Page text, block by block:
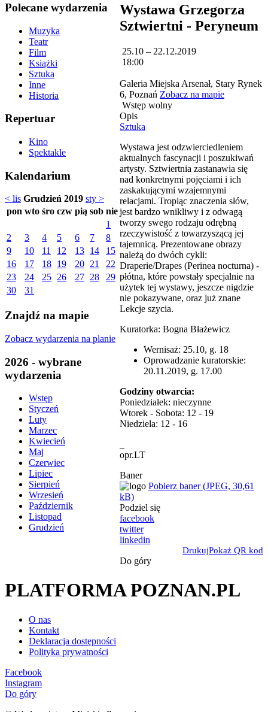
Polecane wydarzenia
Muzyka
Teatr
Film
Książki
Sztuka
Inne
Historia
Repertuar
Kino
Spektakle
Kalendarium
< lis Grudzień 2019 sty >
pon wto śro czw pią sob nie
1
2
3 4 5 6 7
8
9
10 11 12 13 14
15
16
17 18 19 20 21
22
23
24 25 26 27 28
29
30
31
Znajdź na mapie
Zobacz wydarzenia na planie
2026 - wybrane
wydarzenia
Wstęp
Styczeń
Luty
Marzec
Kwiecień
Maj
Czerwiec
Lipiec
Sierpień
Wrzesień
Październik
Listopad
Grudzień
Wystawa Grzegorza
Sztwiertni - Peryneum
25.10 – 22.12.2019
18:00
Galeria Miejska Arsenał, Stary Rynek
6, Poznań Zobacz na mapie
Wstęp wolny
Opis
Sztuka
Wystawa jest odzwierciedleniem
aktualnych fascynacji i poszukiwań
artysty. Sztwiertnia zastanawia się
nad konkretnymi pojęciami i ich
zaskakującymi wzajemnymi
relacjami. Tropiąc znaczenia słów,
jest bardzo wnikliwy i z odwagą
tworzy swego rodzaju odrębną
rzeczywistość z towarzyszącą jej
tajemnicą. Prezentowane obrazy
należą do dwóch cykli:
Draperie/Drapes (Perinea nocturna) -
płótna, które powstały specjalnie na
użytek tej wystawy, jeszcze nigdzie
nie pokazywane, oraz już znane
Lekcje szycia.
Kuratorka: Bogna Błażewicz
Wernisaż: 25.10, g. 18
Oprowadzanie kuratorskie:
20.11.2019, g. 17.00
Godziny otwarcia:
Poniedziałek: nieczynne
Wtorek - Sobota: 12 - 19
Niedziela: 12 - 16
opr.LT
Baner
Pobierz baner (JPEG, 30,61
kB)
Podziel się
facebook
twitter
linkedin
DrukujPokaż QR kod
Do góry
PLATFORMA POZNAN.PL
O nas
Kontakt
Deklaracja dostępności
Polityka prywatności
Facebook
Instagram
Do góry